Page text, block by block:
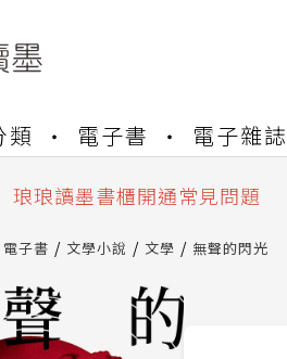
類 電子書 電子雜誌
因 Readmoo 讀墨系統維護
琅琅讀墨書櫃開通常見問題
琅琅書店服務升級重要說明及
電子書 文學小說 文學 無聲的閃光